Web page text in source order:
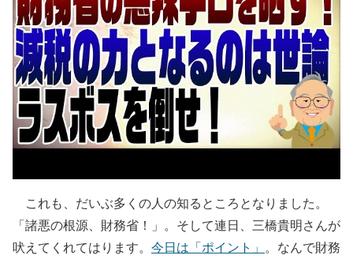
これも、だいぶ多くの人の知るところとなりました。
「諸悪の根源、財務省！」。そして連日、三橋貴明さんが
吠えてくれてはります。 今日は「ポイント」 。なんで財務